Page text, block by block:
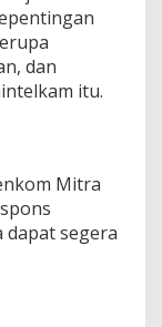
dan
itu.
Mitra
dapat segera